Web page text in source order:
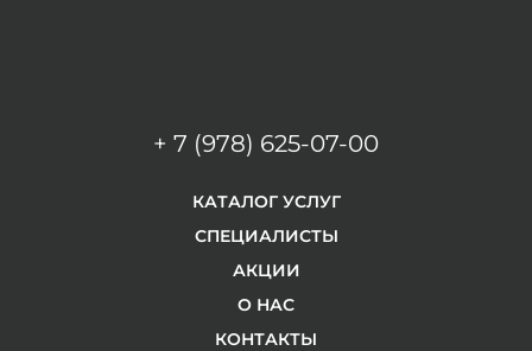
КАТАЛОГ УСЛУГ
СПЕЦИАЛИСТЫ
АКЦИИ
О НАС
КОНТАКТЫ
+ 7 (978) 625-07-00